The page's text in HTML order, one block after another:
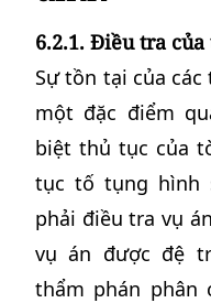
6.2.1. Điều tra
Sự tồn tại của
một đặc điểm
biệt thủ tục của
tục tố tụng hình
phải điều tra vụ
vụ án được đệ
thẩm phán phân